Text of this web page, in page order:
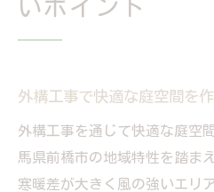
いポイント
外構工事で快適な庭空間を
外構工事を通じて快適な庭空
馬県前橋市の地域特性を踏ま
寒暖差が大きく風の強いエリ